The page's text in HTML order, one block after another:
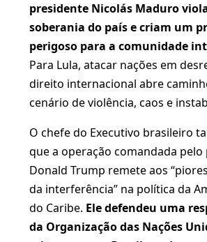
presidente Nicolás Maduro
soberania do país e criam um
perigoso para a comunidade
Para Lula, atacar nações em
direito internacional abre
cenário de violência, caos e
O chefe do Executivo brasileiro
que a operação comandada
Donald Trump remete aos
da interferência” na política da
do Caribe. Ele defendeu uma
da Organização das Nações